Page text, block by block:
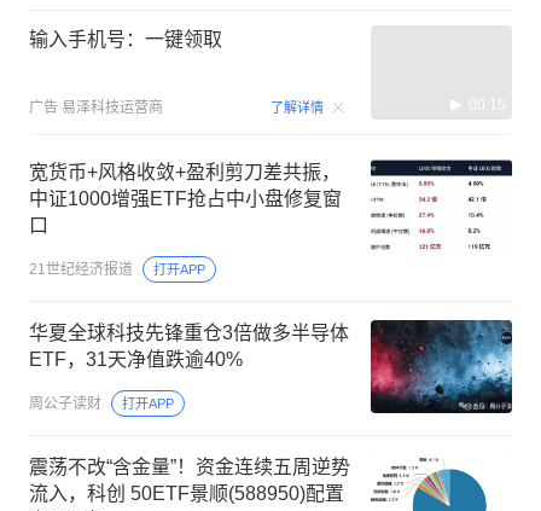
输入手机号：一键领取
广告 易泽科技运营商 了解详情 00:15
宽货币+风格收敛+盈利剪刀差共振，
中证1000增强ETF抢占中小盘修复窗
口
21世纪经济报道 打开APP
华夏全球科技先锋重仓3倍做多半导体
ETF，31天净值跌逾40%
周公子读财 打开APP
震荡不改“含金量”！资金连续五周逆势
流入，科创 50ETF景顺(588950)配置